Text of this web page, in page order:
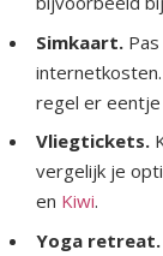
Simkaart.
regel er eentje
Vliegtickets.
vergelijk je
en Kiwi.
Yoga retreat.